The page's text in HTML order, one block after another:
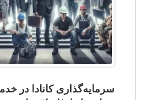
سرمایه‌گذاری کانادا در